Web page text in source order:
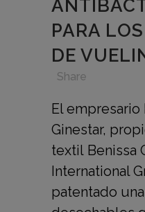
PARA
DE
Share
El empresario
Ginestar,
textil Benissa
International
patentado